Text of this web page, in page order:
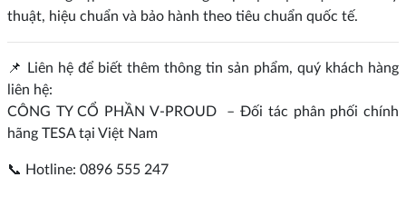
thuật, hiệu chuẩn và bảo hành theo tiêu chuẩn quốc tế.
📌 Liên hệ để biết thêm thông tin sản phẩm, quý khách hàng
liên hệ:
CÔNG TY CỔ PHẦN V-PROUD – Đối tác phân phối chính
hãng TESA tại Việt Nam
📞 Hotline: 0896 555 247